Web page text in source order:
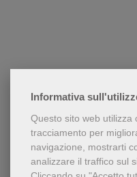
Informativa
Questo sito web utilizza
tracciamento per
navigazione, mostrarti
analizzare il traffico sul